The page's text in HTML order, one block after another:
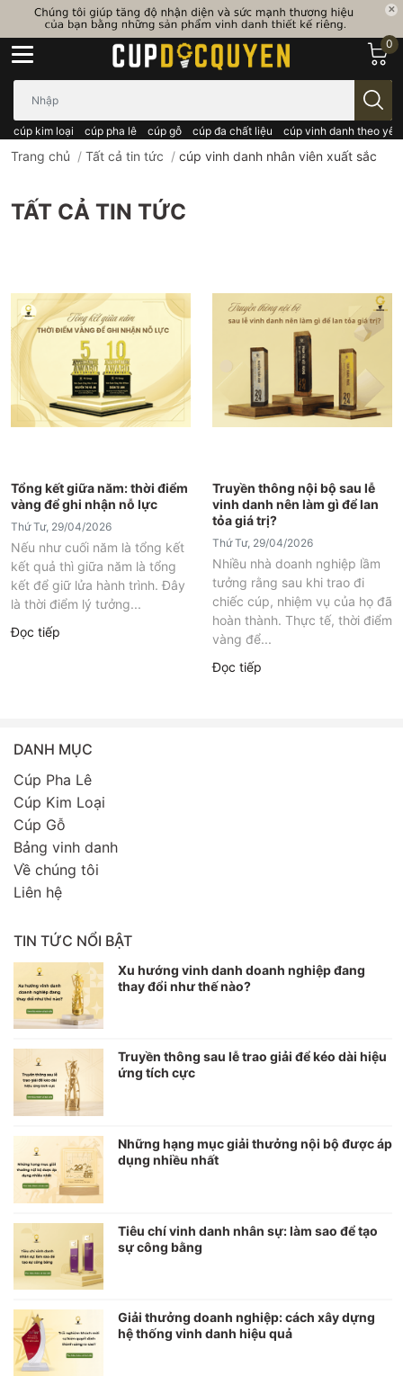
cúp kim loại cúp pha lê cúp gỗ cúp đa chất liệu cúp vinh danh theo
0
Trang chủ / Tất cả tin tức / cúp vinh danh nhân viên xuất sắc
TẤT CẢ TIN TỨC
Tổng kết giữa năm: thời điểm
vàng để ghi nhận nỗ lực
Thứ Tư, 29/04/2026
Nếu như cuối năm là tổng kết
kết quả thì giữa năm là tổng
kết để giữ lửa hành trình. Đây
là thời điểm lý tưởng...
Đọc tiếp
Truyền thông nội bộ sau lễ
vinh danh nên làm gì để lan
tỏa giá trị?
Thứ Tư, 29/04/2026
Nhiều nhà doanh nghiệp lầm
tưởng rằng sau khi trao đi
chiếc cúp, nhiệm vụ của họ đã
hoàn thành. Thực tế, thời điểm
vàng để...
Đọc tiếp
DANH MỤC
Cúp Pha Lê
Cúp Kim Loại
Cúp Gỗ
Bảng vinh danh
Về chúng tôi
Liên hệ
TIN TỨC NỔI BẬT
Xu hướng vinh danh doanh nghiệp đang
thay đổi như thế nào?
Truyền thông sau lễ trao giải để kéo dài hiệu
ứng tích cực
Những hạng mục giải thưởng nội bộ được áp
dụng nhiều nhất
Tiêu chí vinh danh nhân sự: làm sao để tạo
sự công bằng
Giải thưởng doanh nghiệp: cách xây dựng
hệ thống vinh danh hiệu quả